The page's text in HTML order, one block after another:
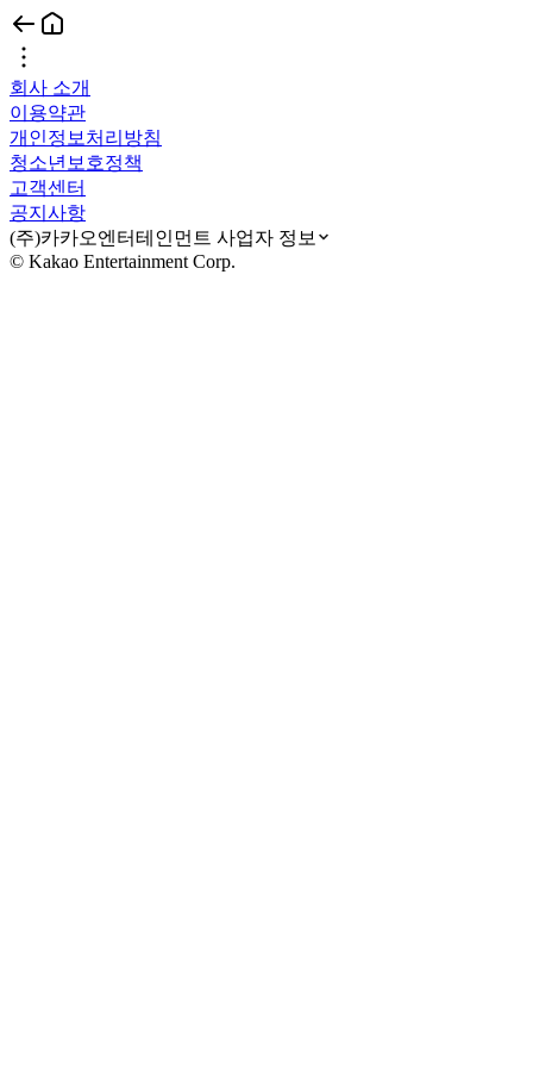
회사 소개
이용약관
개인정보처리방침
청소년보호정책
고객센터
공지사항
(주)카카오엔터테인먼트 사업자 정보
© Kakao Entertainment Corp.